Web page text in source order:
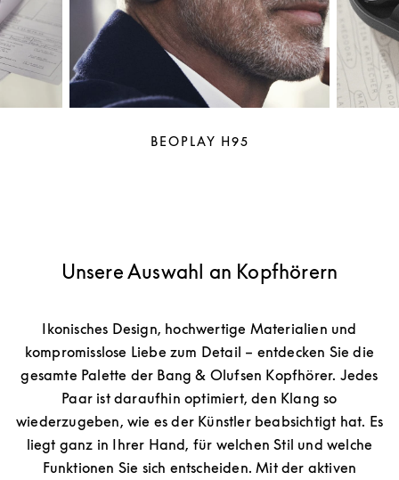
BEOPLAY H95
Unsere Auswahl an Kopfhörern
Ikonisches Design, hochwertige Materialien und
kompromisslose Liebe zum Detail – entdecken Sie die
gesamte Palette der Bang & Olufsen Kopfhörer. Jedes
Paar ist daraufhin optimiert, den Klang so
wiederzugeben, wie es der Künstler beabsichtigt hat. Es
liegt ganz in Ihrer Hand, für welchen Stil und welche
Funktionen Sie sich entscheiden. Mit der aktiven